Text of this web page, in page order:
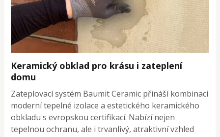
Keramický obklad pro krásu i zateplení
domu
Zateplovací systém Baumit Ceramic přináší kombinaci
moderní tepelné izolace a estetického keramického
obkladu s evropskou certifikací. Nabízí nejen
tepelnou ochranu, ale i trvanlivý, atraktivní vzhled